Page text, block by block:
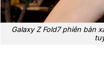
Galaxy Z Fold7 phiên bản